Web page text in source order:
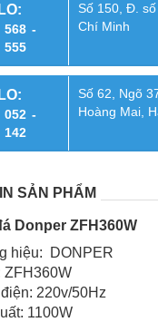
568 -
555
Số 150, Đ.
Chí Minh
052 -
142
Số 62, Ngõ
Hoàng Mai,
SẢN PHẨM
Donper ZFH360W
hiệu: DONPER
ZFH360W
220v/50Hz
1100W